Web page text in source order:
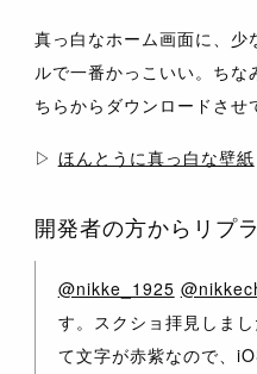
真っ白なホーム画面に、
ルで一番かっこいい。ちな
ちらからダウンロードさせ
▷ ほんとうに真っ白な壁紙
開発者の方からリプ
@nikke_1925
す。スクショ拝見しま
て文字が赤紫なので、